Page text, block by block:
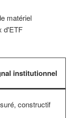
matériel
d'ETF
institutionnel
constructif